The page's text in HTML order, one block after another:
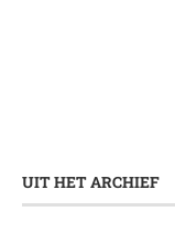
UIT HET ARCHIEF